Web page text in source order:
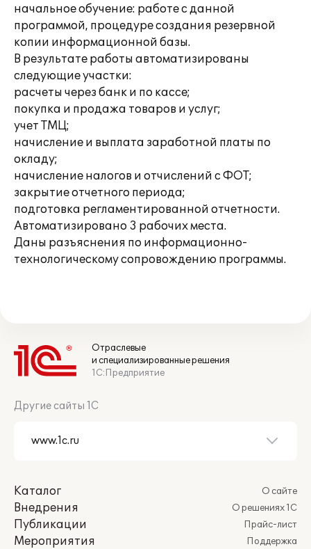
начальное обучение: работе с данной
программой, процедуре создания резервной
копии информационной базы.
В результате работы автоматизированы
следующие участки:
расчеты через банк и по кассе;
покупка и продажа товаров и услуг;
учет ТМЦ;
начисление и выплата заработной платы по
окладу;
начисление налогов и отчислений с ФОТ;
закрытие отчетного периода;
подготовка регламентированной отчетности.
Автоматизировано 3 рабочих места.
Даны разъяснения по информационно-
технологическому сопровождению программы.
Отраслевые
и специализированные решения
1С:Предприятие
Другие сайты 1С
Каталог
Внедрения
Публикации
Мероприятия
О сайте
О решениях 1С
Прайс-лист
Поддержка